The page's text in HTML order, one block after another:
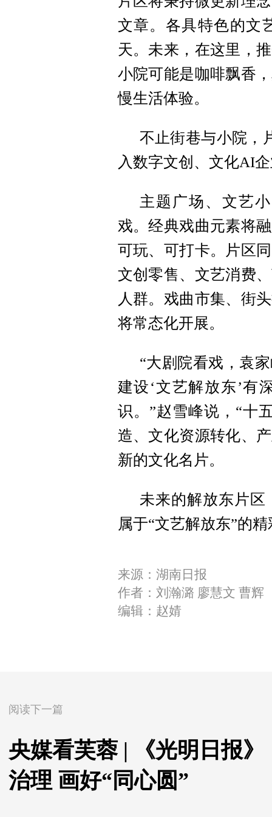
文章。各具特色的文
天。未来，在这里，
小院可能是咖啡飘香
慢生活体验。
不止街巷与小院，
入数字文创、文化AI
主题广场、文艺
戏。经典戏曲元素将
可玩、可打卡。片区
文创零售、文艺消费
人群。戏曲市集、街
将常态化开展。
“大剧院看戏，袁
建设‘文艺解放东’有
识。”赵雪峰说，“十
造、文化资源转化、
新的文化名片。
未来的解放东片
属于“文艺解放东”的
来源：湖南日报
作者：刘瀚潞 廖慧文 曹辉
编辑：赵婧
阅读下一篇
央媒看芙蓉 | 《光明日报
治理 画好“同心圆”